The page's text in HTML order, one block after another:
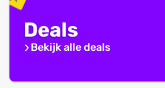
Deals
Bekijk alle deals